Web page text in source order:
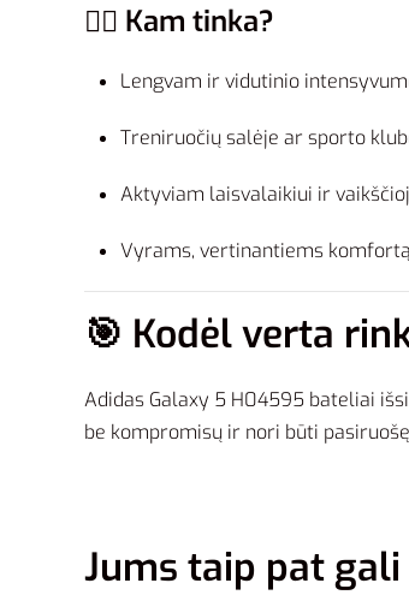
🏃‍♂️ Kam tinka?
Lengvam ir vidutinio
Treniruočių salėje ar sporto
Aktyviam laisvalaikiui ir
Vyrams, vertinantiems
🎯 Kodėl verta
Adidas Galaxy 5 H04595 bateliai
be kompromisų ir nori būti
Jums taip pat